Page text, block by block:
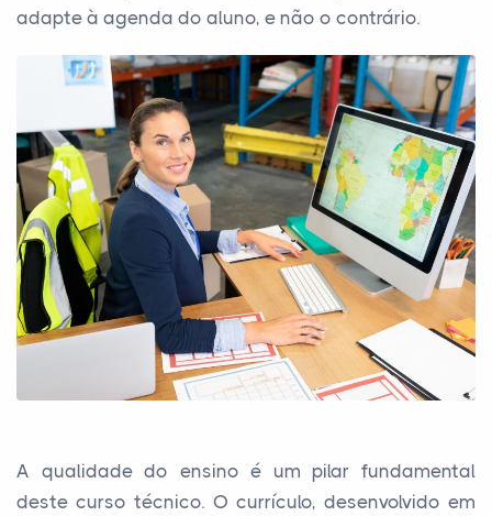
adapte à agenda do aluno, e não o contrário.
A qualidade do ensino é um pilar fundamental
deste curso técnico. O currículo, desenvolvido em